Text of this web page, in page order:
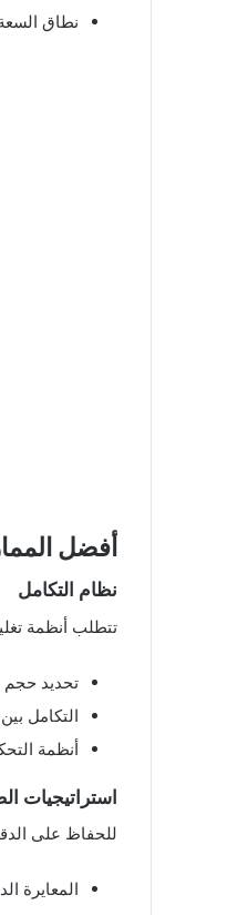
نطاق السعة يتراوح بين 3 إلى 45
أفضل
نظام التكامل
تتطلب أنظمة
تحديد
التكامل
أنظمة
استراتيجيات
للحفاظ على
المعايرة